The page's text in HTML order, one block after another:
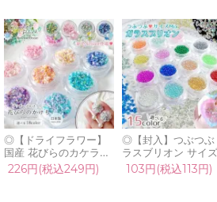
◎【ドライフラワー】
国産 花びらのカケラ
MIX プリザーブドフラ
ワー レジン封入素材 封
226円(税込249円)
◎【封入】つぶつぶ
ラスブリオン サイズ
mix レジン封入素材
ーロラ 封入パーツ
103円(税込113円)